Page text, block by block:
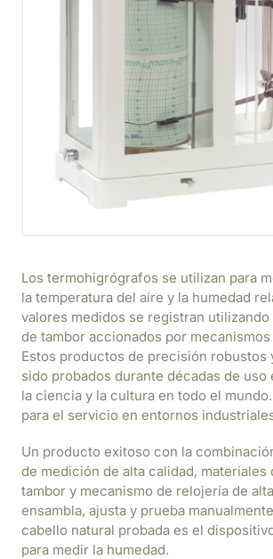
Los termohigrógrafos se utilizan para
la temperatura del aire y la humedad
valores medidos se registran
de tambor accionados por
Estos productos de precisión robustos
sido probados durante décadas de uso
la ciencia y la cultura en todo el
para el servicio en entornos
Un producto exitoso con la
de medición de alta calidad, materiales
tambor y mecanismo de relojería de
ensambla, ajusta y prueba
cabello natural probada es el
para medir la humedad.